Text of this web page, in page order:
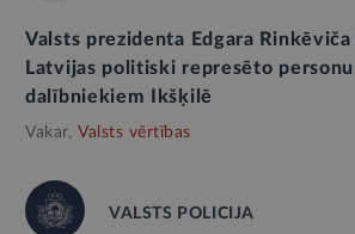
Valsts prezidenta Edgara
Latvijas politiski represēto
dalībniekiem Ikšķilē
Vakar, Valsts vērtības
VALSTS POLICIJA